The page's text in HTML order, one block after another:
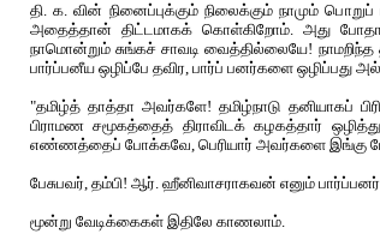
தி. க. வின் நினைப்புக்கும் நிலைக்கும் நாமும்
அதைத்தான் திட்டமாகக் கொள்கிறோம். அது
நாமொன்றும் சுங்கச் சாவடி வைத்தில்லையே! நாமறிந்த
பார்ப்பனீய ஒழிப்பே தவிர, பார்ப் பனர்களை ஒழிப்பது
"தமிழ்த் தாத்தா அவர்களே! தமிழ்நாடு தனியாகப்
பிராமண சமூகத்தைத் திராவிடக் கழகத்தார்
எண்ணத்தைப் போக்கவே, பெரியார் அவர்களை இங்கு
பேசுபவர், தம்பி! ஆர். ஹீனிவாசராகவன் எனும்
மூன்று வேடிக்கைகள் இதிலே காணலாம்.